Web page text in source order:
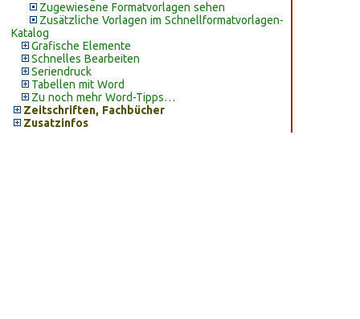
Zugewiesene Formatvorlagen sehen
Zusätzliche Vorlagen im Schnellformatvorlagen-
Katalog
Grafische Elemente
Schnelles Bearbeiten
Seriendruck
Tabellen mit Word
Zu noch mehr Word-Tipps…
Zeitschriften, Fachbücher
Zusatzinfos